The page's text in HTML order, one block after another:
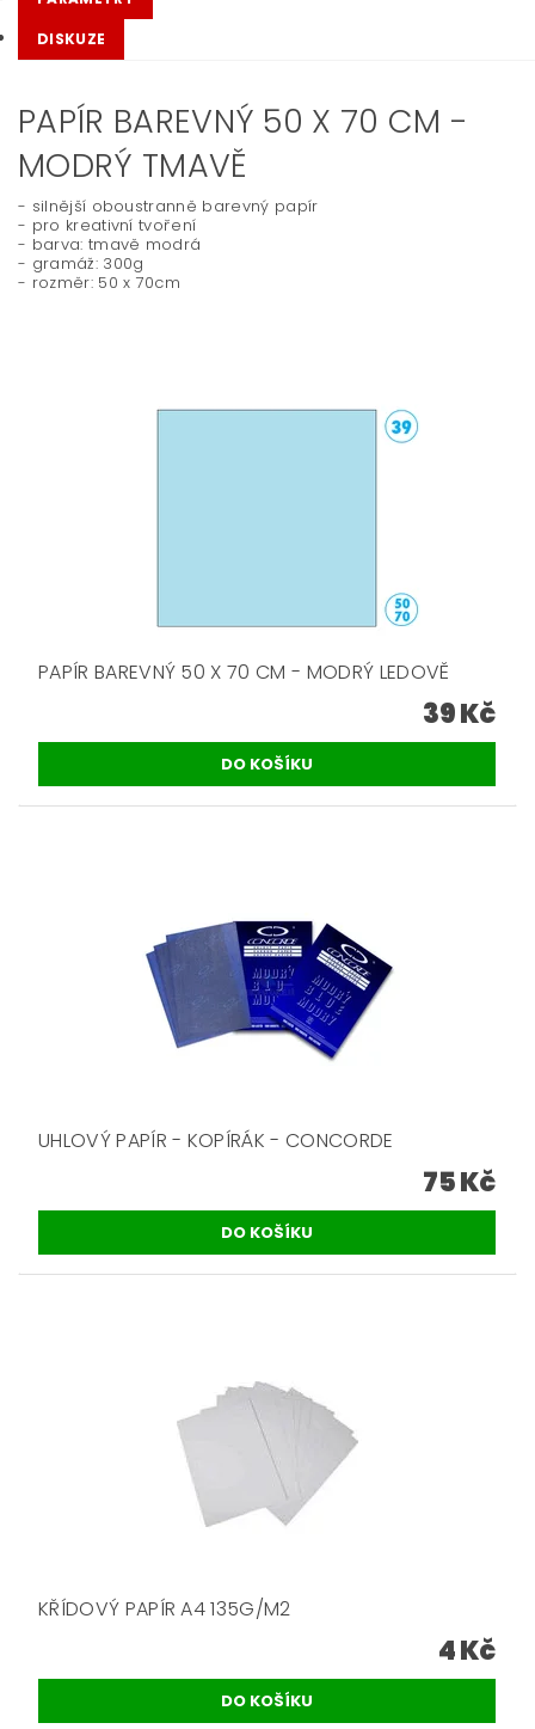
DISKUZE
PAPÍR BAREVNÝ 50 X 70 CM -
MODRÝ TMAVĚ
- silnější oboustranně barevný papír
- pro kreativní tvoření
- barva: tmavě modrá
- gramáž: 300g
- rozměr: 50 x 70cm
PAPÍR BAREVNÝ 50 X 70 CM - MODRÝ LEDOVĚ
39 Kč
UHLOVÝ PAPÍR - KOPÍRÁK - CONCORDE
75 Kč
KŘÍDOVÝ PAPÍR A4 135G/M2
4 Kč